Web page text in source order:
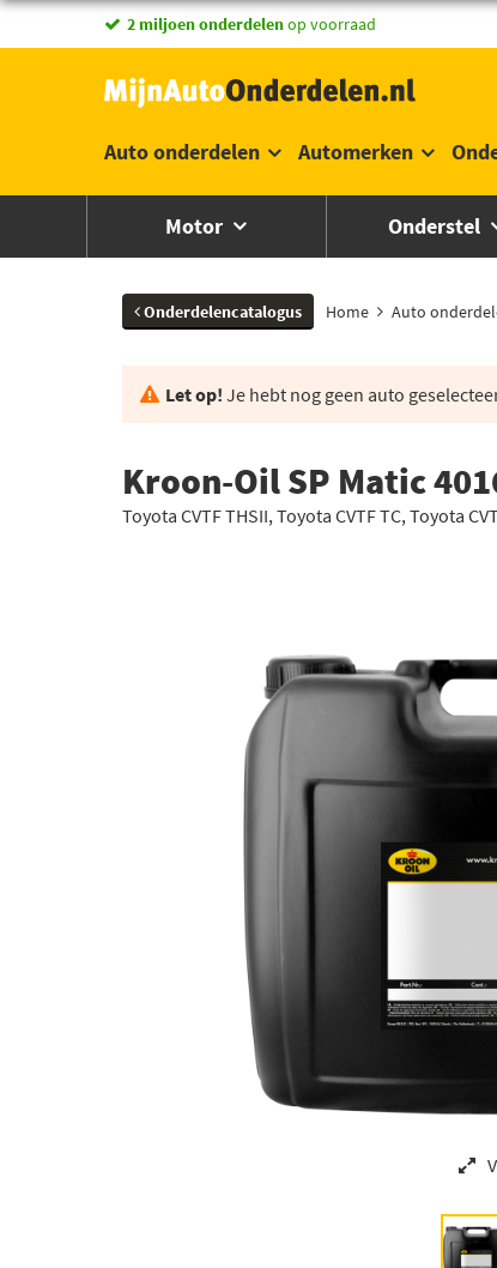
vandaag besteld,morgen in huis *
2 miljoen onderdelenop voorraad
Auto onderdelen Automerken
Motor Onderstel
Onderdelencatalogus Home Auto
Let op! Je hebt nog geen auto
Kroon-Oil SP Matic
Toyota CVTF THSII, Toyota CVTF TC, Toyota